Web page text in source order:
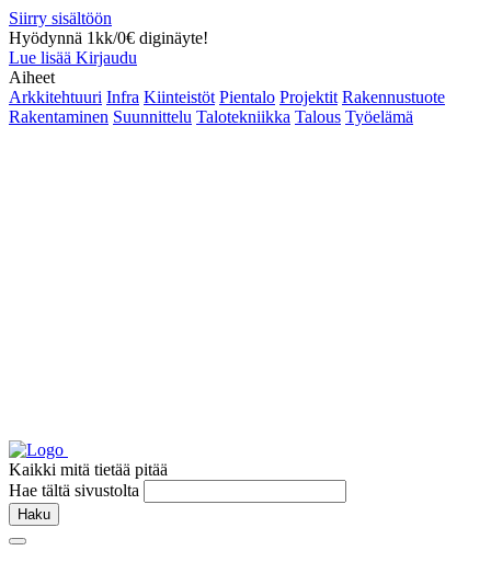
Siirry sisältöön
Hyödynnä 1kk/0€ diginäyte!
Lue lisää Kirjaudu
Aiheet
Arkkitehtuuri Infra Kiinteistöt Pientalo Projektit Rakennustuote
Rakentaminen Suunnittelu Talotekniikka Talous Työelämä
Kaikki mitä tietää pitää
Hae tältä sivustolta
Haku